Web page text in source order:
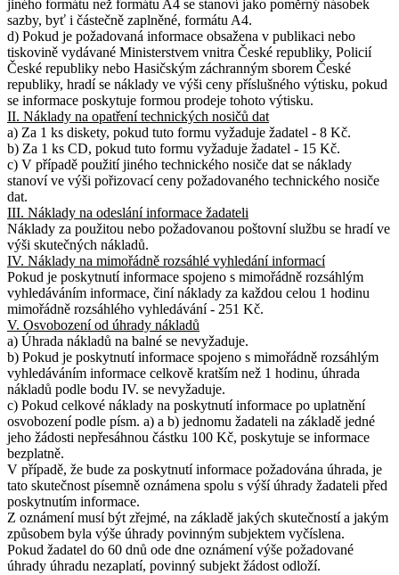
jiného formátu než formátu A4 se stanoví jako poměrný násobek
sazby, byť i částečně zaplněné, formátu A4.
d) Pokud je požadovaná informace obsažena v publikaci nebo
tiskovině vydávané Ministerstvem vnitra České republiky, Policií
České republiky nebo Hasičským záchranným sborem České
republiky, hradí se náklady ve výši ceny příslušného výtisku, pokud
se informace poskytuje formou prodeje tohoto výtisku.
II. Náklady na opatření technických nosičů dat
a) Za 1 ks diskety, pokud tuto formu vyžaduje žadatel - 8 Kč.
b) Za 1 ks CD, pokud tuto formu vyžaduje žadatel - 15 Kč.
c) V případě použití jiného technického nosiče dat se náklady
stanoví ve výši pořizovací ceny požadovaného technického nosiče
dat.
III. Náklady na odeslání informace žadateli
Náklady za použitou nebo požadovanou poštovní službu se hradí ve
výši skutečných nákladů.
IV. Náklady na mimořádně rozsáhlé vyhledání informací
Pokud je poskytnutí informace spojeno s mimořádně rozsáhlým
vyhledáváním informace, činí náklady za každou celou 1 hodinu
mimořádně rozsáhlého vyhledávání - 251 Kč.
V. Osvobození od úhrady nákladů
a) Úhrada nákladů na balné se nevyžaduje.
b) Pokud je poskytnutí informace spojeno s mimořádně rozsáhlým
vyhledáváním informace celkově kratším než 1 hodinu, úhrada
nákladů podle bodu IV. se nevyžaduje.
c) Pokud celkové náklady na poskytnutí informace po uplatnění
osvobození podle písm. a) a b) jednomu žadateli na základě jedné
jeho žádosti nepřesáhnou částku 100 Kč, poskytuje se informace
bezplatně.
V případě, že bude za poskytnutí informace požadována úhrada, je
tato skutečnost písemně oznámena spolu s výší úhrady žadateli před
poskytnutím informace.
Z oznámení musí být zřejmé, na základě jakých skutečností a jakým
způsobem byla výše úhrady povinným subjektem vyčíslena.
Pokud žadatel do 60 dnů ode dne oznámení výše požadované
úhrady úhradu nezaplatí, povinný subjekt žádost odloží.